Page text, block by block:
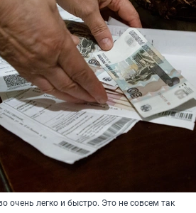
очень легко и быстро. Это не совсем так